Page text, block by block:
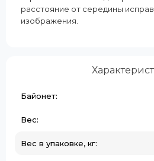
расстояние от середины
изображения.
Байонет:
Вес:
Вес в упаковке, кг: